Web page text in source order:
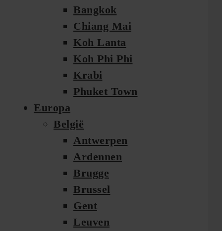
Bangkok
Chiang Mai
Koh Lanta
Koh Phi Phi
Krabi
Phuket Town
Europa
België
Antwerpen
Ardennen
Brugge
Brussel
Gent
Leuven